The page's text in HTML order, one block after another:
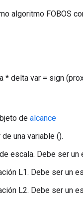
algoritmo FOBOS
* delta var = sign
de alcance
una variable ().
escala. Debe ser un
L1. Debe ser un
L2. Debe ser un